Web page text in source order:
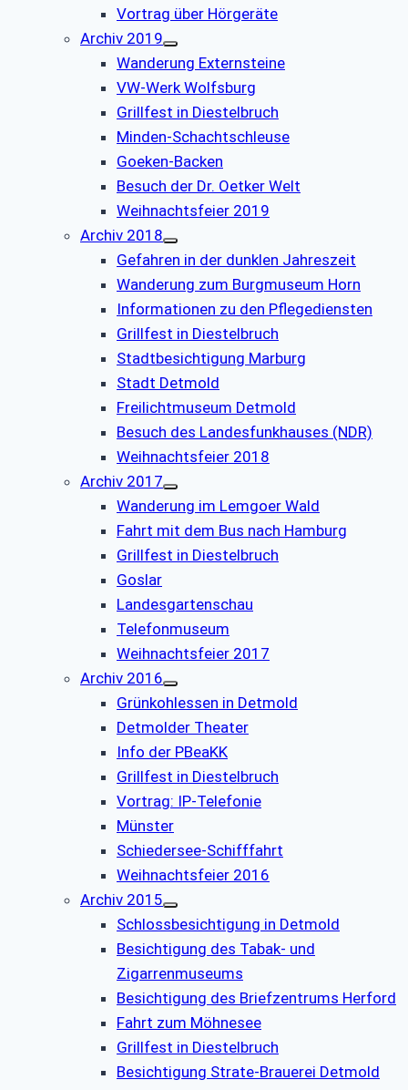
Vortrag über Hörgeräte
Archiv 2019
Wanderung Externsteine
VW-Werk Wolfsburg
Grillfest in Diestelbruch
Minden-Schachtschleuse
Goeken-Backen
Besuch der Dr. Oetker Welt
Weihnachtsfeier 2019
Archiv 2018
Gefahren in der dunklen Jahreszeit
Wanderung zum Burgmuseum Horn
Informationen zu den Pflegediensten
Grillfest in Diestelbruch
Stadtbesichtigung Marburg
Stadt Detmold
Freilichtmuseum Detmold
Besuch des Landesfunkhauses (NDR)
Weihnachtsfeier 2018
Archiv 2017
Wanderung im Lemgoer Wald
Fahrt mit dem Bus nach Hamburg
Grillfest in Diestelbruch
Goslar
Landesgartenschau
Telefonmuseum
Weihnachtsfeier 2017
Archiv 2016
Grünkohlessen in Detmold
Detmolder Theater
Info der PBeaKK
Grillfest in Diestelbruch
Vor­trag: IP-Te­le­fo­nie
Münster
Schiedersee-Schifffahrt
Weihnachtsfeier 2016
Archiv 2015
Schlossbesichtigung in Detmold
Besichtigung des Tabak- und
Zigarrenmuseums
Besichtigung des Briefzentrums Herford
Fahrt zum Möhnesee
Grillfest in Diestelbruch
Besichtigung Strate-Brauerei Detmold